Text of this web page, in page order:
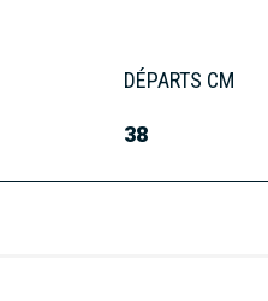
DÉPARTS CM
38